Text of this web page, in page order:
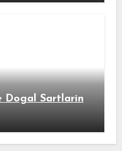
Dogal Sartlarin